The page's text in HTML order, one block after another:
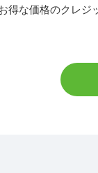
得な価格のクレジ